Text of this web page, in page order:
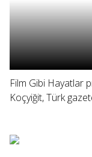
Film Gibi Hayatlar
Koçyiğit, Türk